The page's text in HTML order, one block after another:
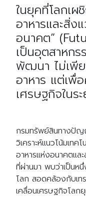
ในยุคที่โลกเ
อาหารและสิ่ง
อนาคต”
เป็นอุตสาหกร
พัฒนา ไม่เพี
อาหาร แต่เพื่
เศรษฐกิจในร
กรมทรัพย์สินทางปัญ
วิเคราะห์แนวโน้มเท
อาหารแห่งอนาคตแ
ที่ผ่านมา พบว่าเป็นห
โลก สอดคล้องกับเท
เคลื่อนเศรษฐกิจโลก